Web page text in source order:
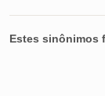
Sinônimos
Estes sinônimos